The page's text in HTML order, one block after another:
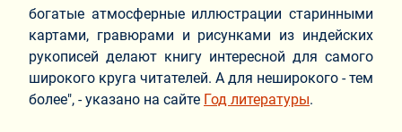
богатые атмосферные иллюстрации старинными
картами, гравюрами и рисунками из индейских
рукописей делают книгу интересной для самого
широкого круга читателей. А для неширокого - тем
более", - указано на сайте Год литературы.